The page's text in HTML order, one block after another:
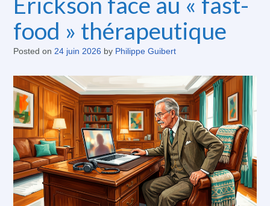
food » thérapeutique
Posted on 24 juin 2026 by Philippe Guibert